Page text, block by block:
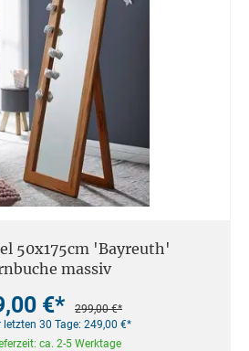
50x175cm 'Bayreuth'
massiv
€*
299,00 €*
letzten 30 Tage: 249,00 €*
ca. 2-5 Werktage